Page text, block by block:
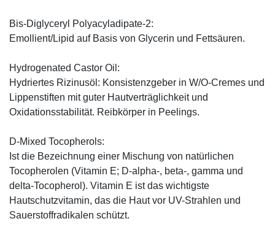
Bis-Diglyceryl Polyacyladipate-2:
Emollient/Lipid auf Basis von Glycerin und Fettsäuren.
Hydrogenated Castor Oil:
Hydriertes Rizinusöl: Konsistenzgeber in W/O-Cremes und
Lippenstiften mit guter Hautverträglichkeit und
Oxidationsstabilität. Reibkörper in Peelings.
D-Mixed Tocopherols:
Ist die Bezeichnung einer Mischung von natürlichen
Tocopherolen (Vitamin E; D-alpha-, beta-, gamma und
delta-Tocopherol). Vitamin E ist das wichtigste
Hautschutzvitamin, das die Haut vor UV-Strahlen und
Sauerstoffradikalen schützt.